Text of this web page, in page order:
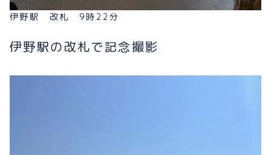
伊野駅 改札 9時22分
伊野駅の改札で記念撮影